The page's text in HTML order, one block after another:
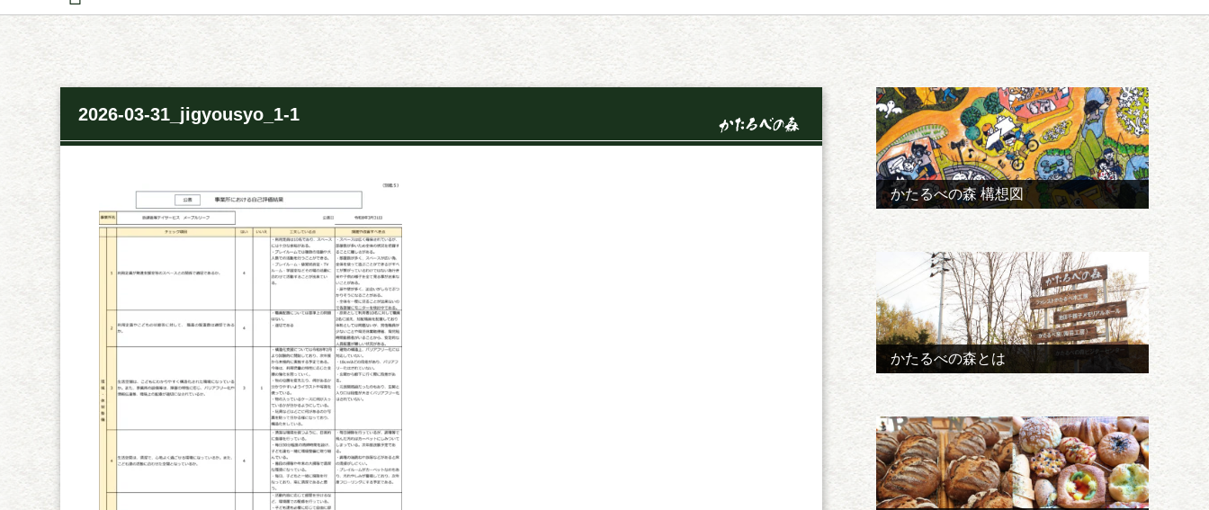
2026-03-31_jigyousyo_1-1
かたるべの森 構想図
かたるべの森とは